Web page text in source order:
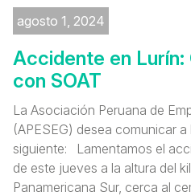
agosto 1, 2024
Accidente en Lurín:
con SOAT
La Asociación Peruana de
(APESEG) desea comunicar
siguiente: Lamentamos el
de este jueves a la altura del
Panamericana Sur, cerca al